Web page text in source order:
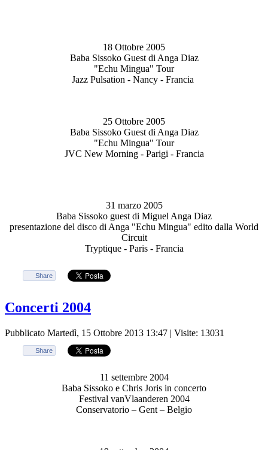
18 Ottobre 2005
Baba Sissoko Guest di Anga Diaz
"Echu Mingua" Tour
Jazz Pulsation - Nancy - Francia
25 Ottobre 2005
Baba Sissoko Guest di Anga Diaz
"Echu Mingua" Tour
JVC New Morning - Parigi - Francia
31 marzo 2005
Baba Sissoko guest di Miguel Anga Diaz
presentazione del disco di Anga "Echu Mingua" edito dalla World
Circuit
Tryptique - Paris - Francia
Share
Concerti 2004
Pubblicato Martedì, 15 Ottobre 2013 13:47 | Visite: 13031
Share
11 settembre 2004
Baba Sissoko e Chris Joris in concerto
Festival vanVlaanderen 2004
Conservatorio – Gent – Belgio